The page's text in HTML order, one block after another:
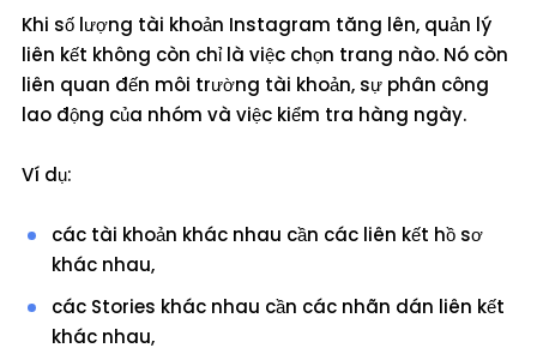
Khi số lượng tài khoản Instagram tăng lên, quản lý
liên kết không còn chỉ là việc chọn trang nào. Nó còn
liên quan đến môi trường tài khoản, sự phân công
lao động của nhóm và việc kiểm tra hàng ngày.
Ví dụ:
các tài khoản khác nhau cần các liên kết hồ sơ
khác nhau,
các Stories khác nhau cần các nhãn dán liên kết
khác nhau,